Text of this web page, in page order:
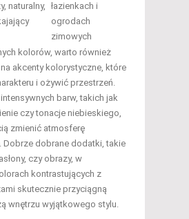
naturalny, łazienkach i
ogrodach
zimowych
kolorów, warto również
akcenty kolorystyczne, które
i ożywić przestrzeń.
barw, takich jak
czy tonacje niebieskiego,
zmienić atmosferę
Dobrze dobrane dodatki, takie
czy obrazy, w
kontrastujących z
skutecznie przyciągną
wnętrzu wyjątkowego stylu.